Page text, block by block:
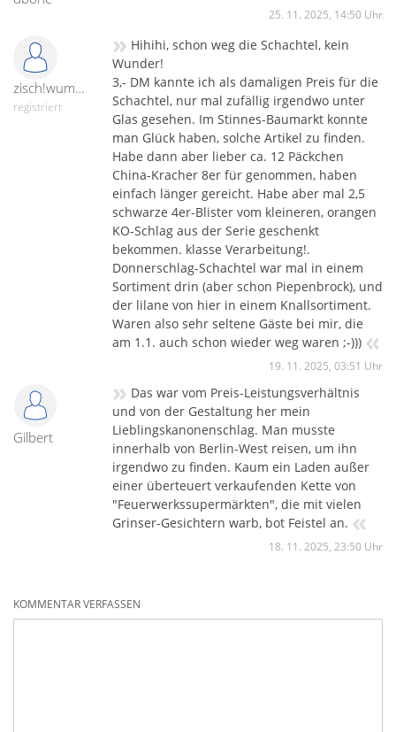
25. 11. 2025, 14:50 Uhr
zisch!wumm!peng!
registriert
» Hihihi, schon weg die Schachtel, kein
Wunder!
3,- DM kannte ich als damaligen Preis für die
Schachtel, nur mal zufällig irgendwo unter
Glas gesehen. Im Stinnes-Baumarkt konnte
man Glück haben, solche Artikel zu finden.
Habe dann aber lieber ca. 12 Päckchen
China-Kracher 8er für genommen, haben
einfach länger gereicht. Habe aber mal 2,5
schwarze 4er-Blister vom kleineren, orangen
KO-Schlag aus der Serie geschenkt
bekommen. klasse Verarbeitung!.
Donnerschlag-Schachtel war mal in einem
Sortiment drin (aber schon Piepenbrock), und
der lilane von hier in einem Knallsortiment.
Waren also sehr seltene Gäste bei mir, die
am 1.1. auch schon wieder weg waren ;-))) «
19. 11. 2025, 03:51 Uhr
Gilbert
» Das war vom Preis-Leistungsverhältnis
und von der Gestaltung her mein
Lieblingskanonenschlag. Man musste
innerhalb von Berlin-West reisen, um ihn
irgendwo zu finden. Kaum ein Laden außer
einer überteuert verkaufenden Kette von
"Feuerwerkssupermärkten", die mit vielen
Grinser-Gesichtern warb, bot Feistel an. «
18. 11. 2025, 23:50 Uhr
KOMMENTAR VERFASSEN